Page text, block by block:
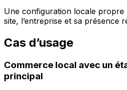
Une configuration locale
site, l’entreprise et sa présence
Cas d’usage
Commerce local avec un
principal